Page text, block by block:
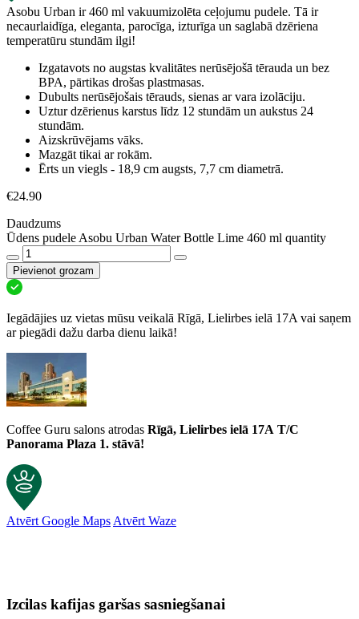
Asobu Urban ir 460 ml vakuumizolēta ceļojumu pudele. Tā ir
necaurlaidīga, eleganta, parocīga, izturīga un saglabā dzēriena
temperatūru stundām ilgi!
Izgatavots no augstas kvalitātes nerūsējošā tērauda un bez
BPA, pārtikas drošas plastmasas.
Dubults nerūsējošais tērauds, sienas ar vara izolāciju.
Uztur dzērienus karstus līdz 12 stundām un aukstus 24
stundām.
Aizskrūvējams vāks.
Mazgāt tikai ar rokām.
Ērts un viegls - 18,9 cm augsts, 7,7 cm diametrā.
€24.90
Daudzums
Ūdens pudele Asobu Urban Water Bottle Lime 460 ml quantity
Pievienot grozam
Iegādājies uz vietas mūsu veikalā Rīgā, Lielirbes ielā 17A vai saņem
ar piegādi dažu darba dienu laikā!
Coffee Guru salons atrodas Rīgā, Lielirbes ielā 17A T/C
Panorama Plaza 1. stāvā!
Atvērt Google Maps Atvērt Waze
Izcilas kafijas garšas sasniegšanai